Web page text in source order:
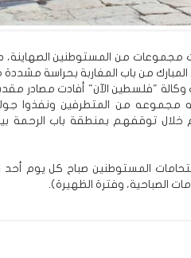
مجموعات من المستوطنين الصهاينة،
المبارك من باب المغاربة بحراسة
"فلسطين الآن" أفادت مصادر
مجموعه من المتطرفين ونفذوا
خلال توقفهم بمنطقة باب الرحمة
المستوطنين صباح كل يوم
الصباحية، وفترة الظهيرة).